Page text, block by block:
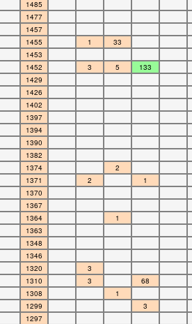
1485
1477
1457
1455 1
33
1453
1452 3 5
133
1429
1426
1402
1397
1394
1390
1382
1374
2
1371 2
1
1370
1367
1364
1
1363
1348
1346
1320
3
1310 3
68
1308
1
1299
3
1297